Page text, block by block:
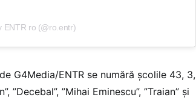
ENTR ro (@ro.entr)
G4Media/ENTR se numără școlile 43, 3,
”Mihai Eminescu”, ”Traian” și